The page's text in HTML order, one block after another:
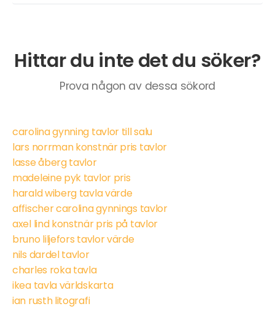
Hittar du inte det du söker?
Prova någon av dessa sökord
carolina gynning tavlor till salu
lars norrman konstnär pris tavlor
lasse åberg tavlor
madeleine pyk tavlor pris
harald wiberg tavla värde
affischer carolina gynnings tavlor
axel lind konstnär pris på tavlor
bruno liljefors tavlor värde
nils dardel tavlor
charles roka tavla
ikea tavla världskarta
ian rusth litografi